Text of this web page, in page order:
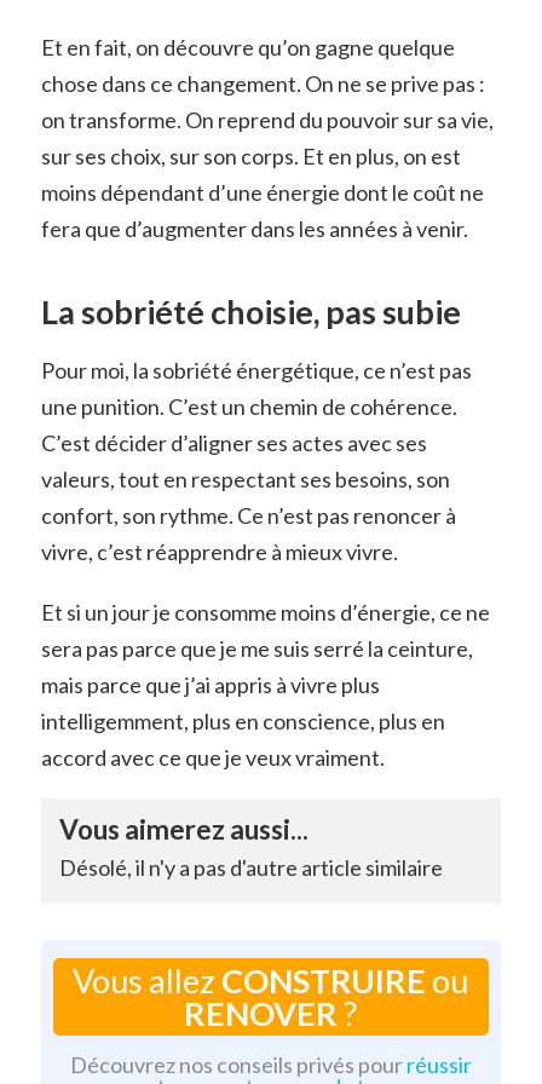
Et en fait, on découvre qu’on gagne quelque
chose dans ce changement. On ne se prive pas :
on transforme. On reprend du pouvoir sur sa vie,
sur ses choix, sur son corps. Et en plus, on est
moins dépendant d’une énergie dont le coût ne
fera que d’augmenter dans les années à venir.
La sobriété choisie, pas subie
Pour moi, la sobriété énergétique, ce n’est pas
une punition. C’est un chemin de cohérence.
C’est décider d’aligner ses actes avec ses
valeurs, tout en respectant ses besoins, son
confort, son rythme. Ce n’est pas renoncer à
vivre, c’est réapprendre à mieux vivre.
Et si un jour je consomme moins d’énergie, ce ne
sera pas parce que je me suis serré la ceinture,
mais parce que j’ai appris à vivre plus
intelligemment, plus en conscience, plus en
accord avec ce que je veux vraiment.
Vous aimerez aussi...
Désolé, il n'y a pas d'autre article similaire
Vous allez CONSTRUIRE ou
RENOVER?
Découvrez nos conseils privés pourréussir